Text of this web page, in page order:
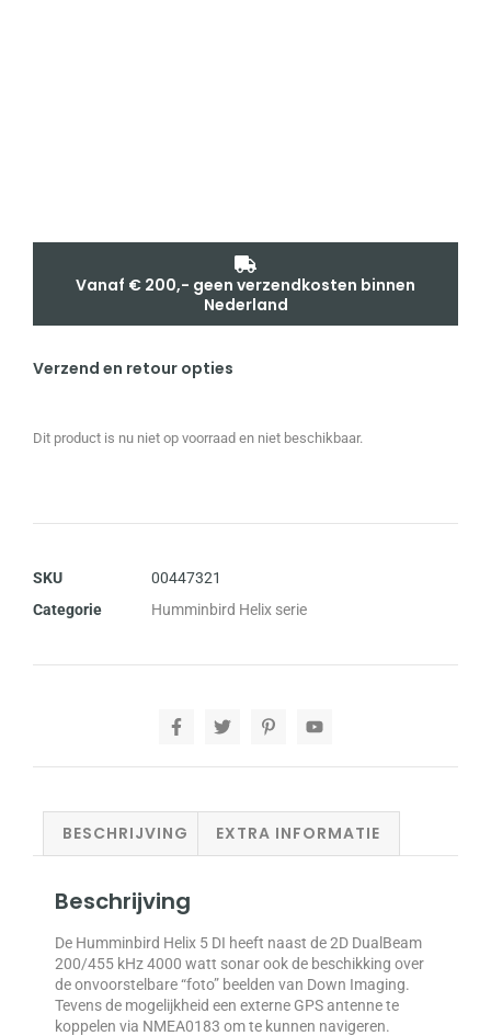
Vanaf € 200,- geen verzendkosten binnen
Nederland
Verzend en retour opties
Dit product is nu niet op voorraad en niet beschikbaar.
SKU
00447321
Categorie
Humminbird Helix serie
BESCHRIJVING EXTRA INFORMATIE
Beschrijving
De Humminbird Helix 5 DI heeft naast de 2D DualBeam
200/455 kHz 4000 watt sonar ook de beschikking over
de onvoorstelbare “foto” beelden van Down Imaging.
Tevens de mogelijkheid een externe GPS antenne te
koppelen via NMEA0183 om te kunnen navigeren.